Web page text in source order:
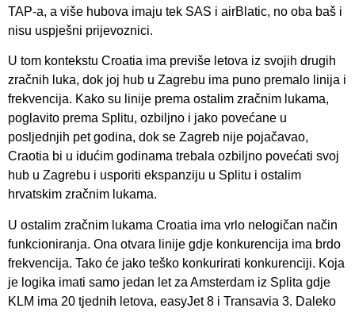
TAP-a, a više hubova imaju tek SAS i airBlatic, no oba baš i
nisu uspješni prijevoznici.
U tom kontekstu Croatia ima previše letova iz svojih drugih
zračnih luka, dok joj hub u Zagrebu ima puno premalo linija i
frekvencija. Kako su linije prema ostalim zračnim lukama,
poglavito prema Splitu, ozbiljno i jako povećane u
posljednjih pet godina, dok se Zagreb nije pojačavao,
Craotia bi u idućim godinama trebala ozbiljno povećati svoj
hub u Zagrebu i usporiti ekspanziju u Splitu i ostalim
hrvatskim zračnim lukama.
U ostalim zračnim lukama Croatia ima vrlo nelogičan način
funkcioniranja. Ona otvara linije gdje konkurencija ima brdo
frekvencija. Tako će jako teško konkurirati konkurenciji. Koja
je logika imati samo jedan let za Amsterdam iz Splita gdje
KLM ima 20 tjednih letova, easyJet 8 i Transavia 3. Daleko